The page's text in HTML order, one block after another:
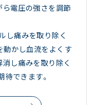
ら電圧の強さを調節
し痛みを取り除く
動かし血流をよくす
し痛みを取り除く
待できます。